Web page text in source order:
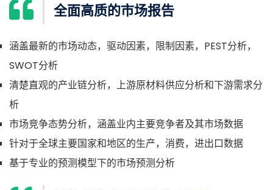
全面高质的市场报告
涵盖最新的市场动态，驱动因素，限制因素，PEST分析，
SWOT分析
清楚直观的产业链分析，上游原材料供应分析和下游需求分
析
市场竞争态势分析，涵盖业内主要竞争者及其市场数据
针对于全球主要国家和地区的生产，消费，进出口数据
基于专业的预测模型下的市场预测分析